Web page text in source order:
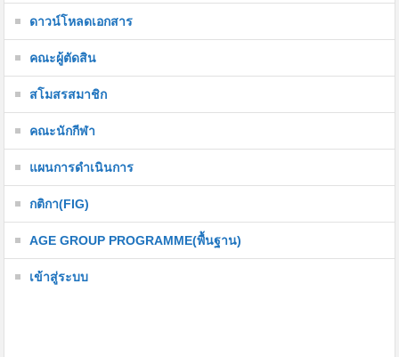
ดาวน์โหลดเอกสาร
คณะผู้ตัดสิน
สโมสรสมาชิก
คณะนักกีฬา
แผนการดำเนินการ
กติกา(FIG)
AGE GROUP PROGRAMME(พื้นฐาน)
เข้าสู่ระบบ